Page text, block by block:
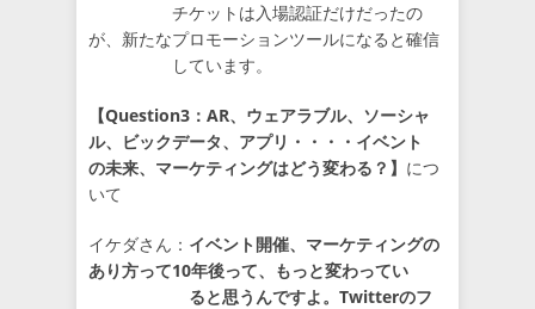
チケットは入場認証だけだったの
が、新たなプロモーションツールになると確信
しています。
【Question3：AR、ウェアラブル、ソーシャ
ル、ビックデータ、アプリ・・・・イベント
の未来、マーケティングはどう変わる？】 につ
いて
イケダさん： イベント開催、マーケティングの
あり方って10年後って、もっと変わってい
ると思うんですよ。Twitterのフ